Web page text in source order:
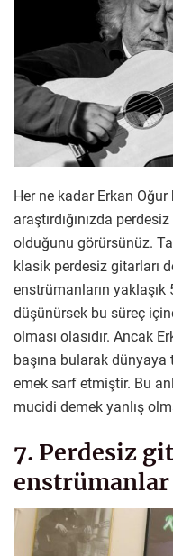
Her ne kadar Erkan
araştırdığınızda
olduğunu görürsünüz.
klasik perdesiz gitarları
enstrümanların yaklaşık
düşünürsek bu süreç
olması olasıdır. Ancak
başına bularak dünyaya
emek sarf etmiştir. Bu
mucidi demek yanlış
7. Perdesiz
enstrümanlar